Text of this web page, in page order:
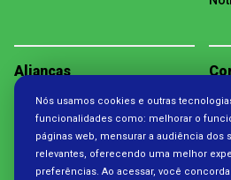
Alianças
Nós usamos cookies e outras
funcionalidades como: melhorar o
páginas web, mensurar a audiência dos
relevantes, oferecendo uma melhor
preferências. Ao acessar, você